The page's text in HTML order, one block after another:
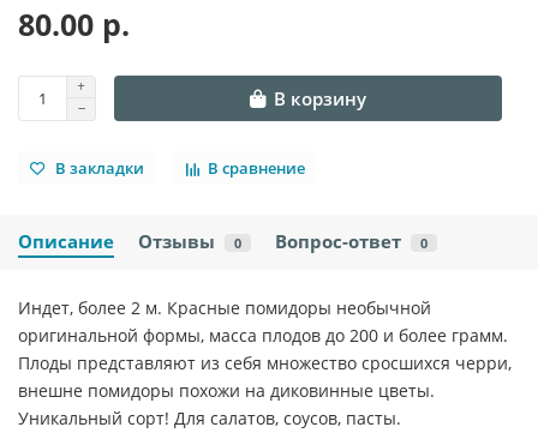
80.00 р.
В корзину
В закладки В сравнение
Описание Отзывы 0 Вопрос-ответ 0
Индет, более 2 м. Красные помидоры необычной
оригинальной формы, масса плодов до 200 и более грамм.
Плоды представляют из себя множество сросшихся черри,
внешне помидоры похожи на диковинные цветы.
Уникальный сорт! Для салатов, соусов, пасты.